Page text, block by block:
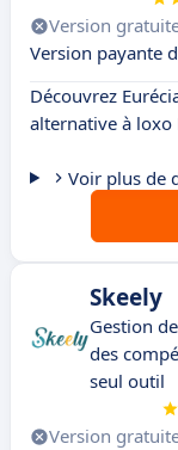
Version
Version payante
Découvrez
alternative à
Voir plus de
Skeely
Gestion
des
seul outil
Version